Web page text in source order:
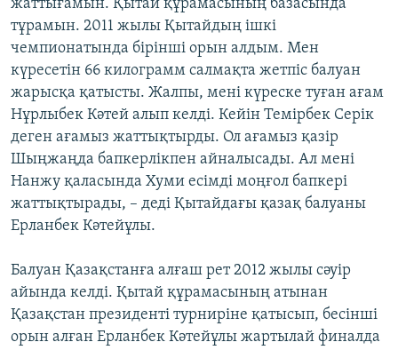
жаттығамын. Қытай құрамасының базасында
тұрамын. 2011 жылы Қытайдың ішкі
чемпионатында бірінші орын алдым. Мен
күресетін 66 килограмм салмақта жетпіс балуан
жарысқа қатысты. Жалпы, мені күреске туған ағам
Нұрлыбек Кәтей алып келді. Кейін Темірбек Серік
деген ағамыз жаттықтырды. Ол ағамыз қазір
Шыңжаңда бапкерлікпен айналысады. Ал мені
Нанжу қаласында Хуми есімді моңғол бапкері
жаттықтырады, – деді Қытайдағы қазақ балуаны
Ерланбек Кәтейұлы.
Балуан Қазақстанға алғаш рет 2012 жылы сәуір
айында келді. Қытай құрамасының атынан
Қазақстан президенті турниріне қатысып, бесінші
орын алған Ерланбек Кәтейұлы жартылай финалда